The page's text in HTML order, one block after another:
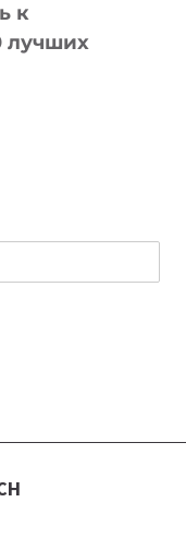
к
лучших